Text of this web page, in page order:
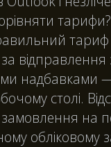
відправлення
надбавками
столі.
на
обліковому